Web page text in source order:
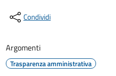
Condividi
Argomenti
Trasparenza amministrativa